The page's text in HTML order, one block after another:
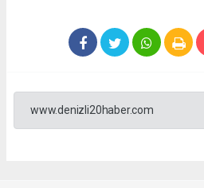
www.denizli20haber.com